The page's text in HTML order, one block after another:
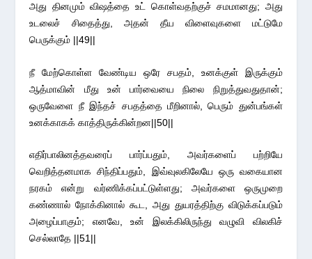
அது தினமும் விஷத்தை உட் கொள்வதற்குச் சமமானது; அது
உடலைச் சிதைத்து, அதன் தீய விளைவுகளை மட்டுமே
பெருக்கும் ||49||
நீ மேற்கொள்ள வேண்டிய ஒரே சபதம், உனக்குள் இருக்கும்
ஆத்மாவின் மீது உன் பார்வையை நிலை நிறுத்துவதுதான்;
ஒருவேளை நீ இந்தச் சபதத்தை மீறினால், பெரும் துன்பங்கள்
உனக்காகக் காத்திருக்கின்றன||50||
எதிர்பாலினத்தவரைப் பார்ப்பதும், அவர்களைப் பற்றியே
வெறித்தனமாக சிந்திப்பதும், இவ்வுலகிலேயே ஒரு வகையான
நரகம் என்று வர்ணிக்கப்பட்டுள்ளது; அவர்களை ஒருமுறை
கண்ணால் நோக்கினால் கூட, அது துயரத்திற்கு விடுக்கப்படும்
அழைப்பாகும்; எனவே, உன் இலக்கிலிருந்து வழுவி விலகிச்
செல்லாதே ||51||